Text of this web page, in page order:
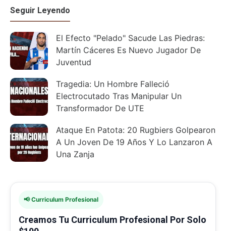
Seguir Leyendo
El Efecto "Pelado" Sacude Las Piedras:
Martín Cáceres Es Nuevo Jugador De
Juventud
Tragedia: Un Hombre Falleció
Electrocutado Tras Manipular Un
Transformador De UTE
Ataque En Patota: 20 Rugbiers Golpearon
A Un Joven De 19 Años Y Lo Lanzaron A
Una Zanja
📢 Curriculum Profesional
Creamos Tu Curriculum Profesional Por Solo